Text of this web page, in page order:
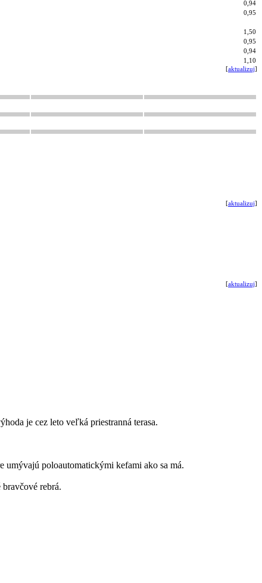
0,94
0,95
1,50
0,95
0,94
1,10
[aktualizuj]
[aktualizuj]
[aktualizuj]
je cez leto veľká priestranná terasa.
poloautomatickými kefami ako sa má.
rebrá.